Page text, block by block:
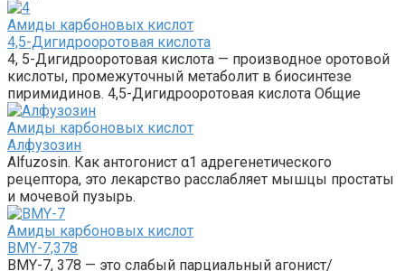
Амиды карбоновых кислот‎
4,5-Дигидрооротовая кислота
4, 5-Дигидрооротовая кислота — производное оротовой
кислоты, промежуточный метаболит в биосинтезе
пиримидинов. 4,5-​Дигидрооротовая кислота Общие
Амиды карбоновых кислот‎
Алфузозин
Alfuzosin. Как антогонист α1 адрегенетического
рецептора, это лекарство расслабляет мышцы простаты
и мочевой пузырь.
Амиды карбоновых кислот‎
BMY-7,378
BMY-7, 378 — это слабый парциальный агонист/